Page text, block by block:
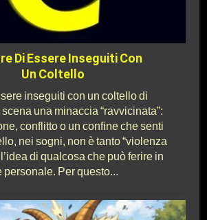
Di Essere Inseguiti Con
Un Coltello
inseguiti con un coltello di
una minaccia “ravvicinata”:
conflitto o un confine che senti
nei sogni, non è tanto “violenza
di qualcosa che può ferire in
personale. Per questo...